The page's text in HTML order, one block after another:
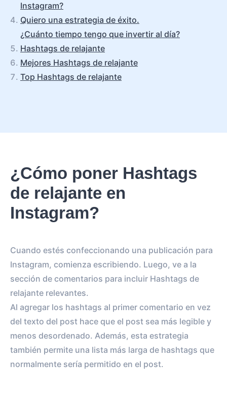
Instagram?
Quiero una estrategia de éxito.
¿Cuánto tiempo tengo que invertir al día?
Hashtags de relajante
Mejores Hashtags de relajante
Top Hashtags de relajante
¿Cómo poner Hashtags
de relajante en
Instagram?
Cuando estés confeccionando una publicación para
Instagram, comienza escribiendo. Luego, ve a la
sección de comentarios para incluir Hashtags de
relajante relevantes.
Al agregar los hashtags al primer comentario en vez
del texto del post hace que el post sea más legible y
menos desordenado. Además, esta estrategia
también permite una lista más larga de hashtags que
normalmente sería permitido en el post.